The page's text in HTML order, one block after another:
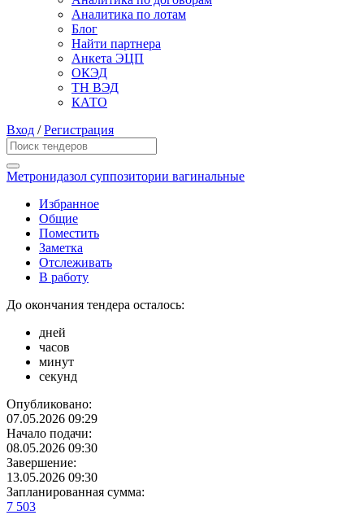
Аналитика по лотам
Блог
Найти партнера
Анкета ЭЦП
ОКЭД
ТН ВЭД
КАТО
Вход /Регистрация
Метронидазол суппозитории вагинальные
Избранное
Общие
Поместить
Заметка
Отслеживать
В работу
До окончания тендера осталось:
дней
часов
минут
секунд
Опубликовано:
07.05.2026 09:29
Начало подачи:
08.05.2026 09:30
Завершение:
13.05.2026 09:30
Запланированная сумма:
7 503